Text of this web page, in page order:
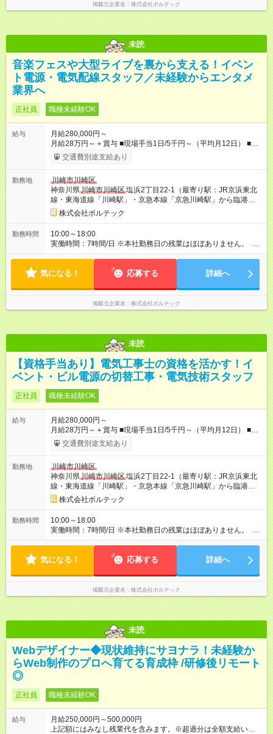
掲載元企業名 株式会社ボルテック
未読
音楽フェスや大型ライブを裏から支える！イベン
ト電源・電気配線スタッフ／未経験からエンタメ
業界へ
正社員 職種未経験OK
給与
月給280,000円～
月給28万円～＋賞与 ■現場手当1日/5千円～（平均月12日） ■資
格手当/月5千円～6万5千円 ■住宅手当（会社から3キロ圏内に住
めば月4万円支給） ■宿泊手当 ■職能手当 ■無事故手当 他 ■交通
勤務：日給9千円、現場勤務：日給1万円、通勤交通費無) ※資格
手当：大型免許・危険物乙4種・第二種電気工事士・第三種電気
主任技術者(電験三種) ※資格支援制度あり 【試用期間】試用期
間あり 試用期間の長さ：3ヶ月 ※ 雇用形態と給与に、本採用時
と異なる部分があります。 雇用形態：中途採用（正社員） 給
与：日給 9,000円 ～ 10,000円
交通費別途支給あり
勤務地
川崎市川崎区
神奈川県川崎市川崎区塩浜2丁目22-1（最寄り駅：JR京浜東北
線・東海道線「川崎駅」・京急本線「京急川崎駅」から臨港バ
ス21系統 塩浜二丁目行き「観音橋」下車）
株式会社ボルテック
勤務時間
10:00～18:00
実働時間：7時間/日 ※本社勤務日の残業はほぼありません。 ※
現場により時間帯の変動はありますが、残業が発生した場合は
す。無理なく長く働ける環境です。
気になる！ 応募する 詳細へ
掲載元企業名 株式会社ボルテック
未読
【資格手当あり】電気工事士の資格を活かす！イ
ベント・ビル電源の切替工事・電気技術スタッフ
正社員 職種未経験OK
給与
月給280,000円～
月給28万円～＋賞与 ■現場手当1日/5千円～（平均月12日） ■資
格手当/月5千円～6万5千円 ■住宅手当（会社から3キロ圏内に住
めば月4万円支給） ■宿泊手当 ■職能手当 ■無事故手当 他 ■交通
勤務：日給9千円、現場勤務：日給1万円、通勤交通費無) ※資格
手当：大型免許・危険物乙4種・第二種電気工事士・第三種電気
主任技術者(電験三種) ※資格支援制度あり 【試用期間】試用期
間あり 試用期間の長さ：3ヶ月 ※ 雇用形態と給与に、本採用時
と異なる部分があります。 雇用形態：中途採用（正社員） 給
与：日給 9,000円 ～ 10,000円
交通費別途支給あり
勤務地
川崎市川崎区
神奈川県川崎市川崎区塩浜2丁目22-1（最寄り駅：JR京浜東北
線・東海道線「川崎駅」・京急本線「京急川崎駅」から臨港バ
ス21系統 塩浜二丁目行き「観音橋」下車）
株式会社ボルテック
勤務時間
10:00～18:00
実働時間：7時間/日 ※本社勤務日の残業はほぼありません。 ※
現場により時間帯の変動はありますが、残業が発生した場合は
す。無理なく長く働ける環境です。
気になる！ 応募する 詳細へ
掲載元企業名 株式会社ボルテック
未読
Webデザイナー◆現状維持にサヨナラ！未経験か
らWeb制作のプロへ育てる育成枠 /研修後リモート
◎
正社員 職種未経験OK
給与
月給250,000円～500,000円
上記額にはみなし残業代を含みます。※超過分は全額支給いたし